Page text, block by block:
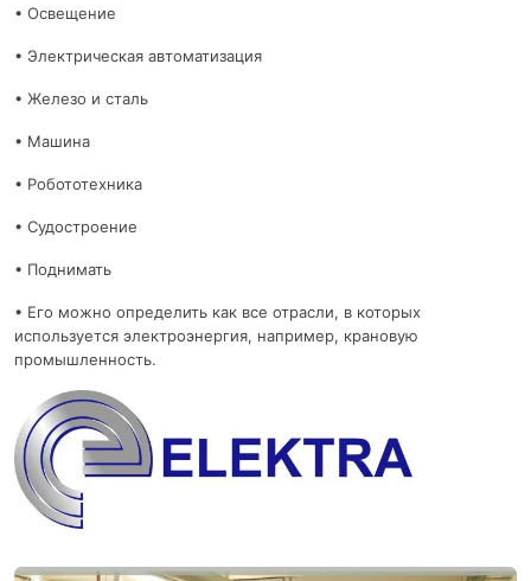
• Освещение
• Электрическая автоматизация
• Железо и сталь
• Машина
• Робототехника
• Судостроение
• Поднимать
• Его можно определить как все отрасли, в которых
используется электроэнергия, например, крановую
промышленность.